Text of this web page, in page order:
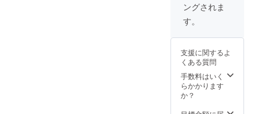
ングされま
す。
支援に関するよ
くある質問
手数料はいく
らかかります
か？